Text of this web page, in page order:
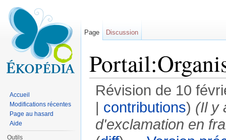
Révision de 10
| contributions) (Il y
d'exclamation en
Page Discussion
Accueil
Modifications récentes
Page au hasard
Aide
Outils